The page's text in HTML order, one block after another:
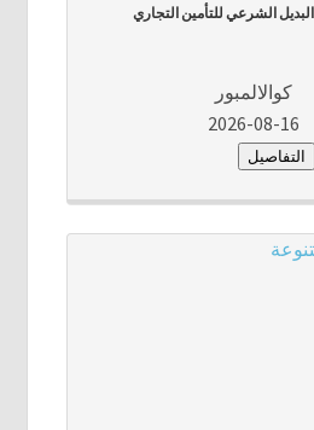
الشرعي للتأمين التجاري
كوالالمبور
2026-08-16
التفاصيل